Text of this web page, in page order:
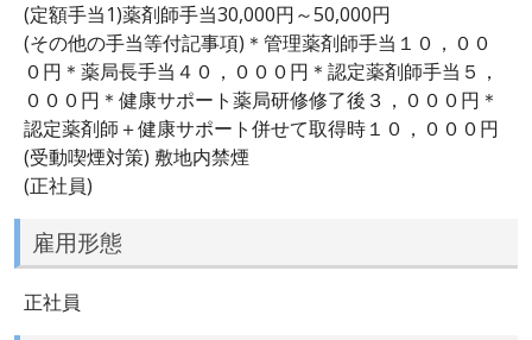
(定額手当1)薬剤師手当30,000円～50,000円
(その他の手当等付記事項)＊管理薬剤師手当１０，００
０円＊薬局長手当４０，０００円＊認定薬剤師手当５，
０００円＊健康サポート薬局研修修了後３，０００円＊
認定薬剤師＋健康サポート併せて取得時１０，０００円
(受動喫煙対策) 敷地内禁煙
(正社員)
雇用形態
正社員